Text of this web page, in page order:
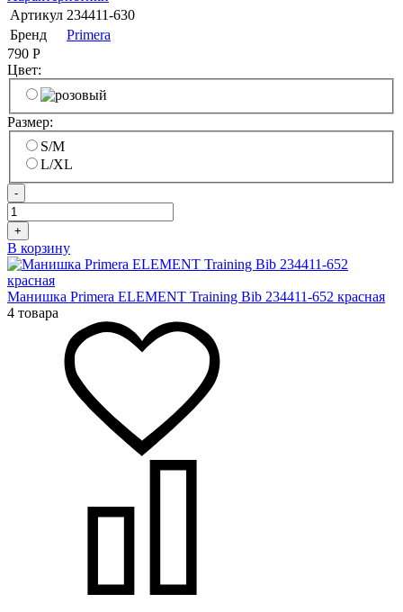
Артикул 234411-630
Бренд
Primera
790 Р
Цвет:
Размер:
S/M
L/XL
-
+
В корзину
Манишка Primera ELEMENT Training Bib 234411-652 красная
4 товара